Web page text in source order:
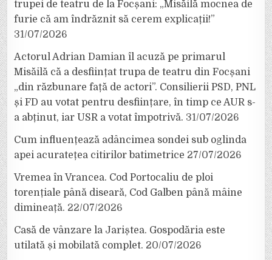
trupei de teatru de la Focșani: „Misăilă mocnea de
furie că am îndrăznit să cerem explicații!”
31/07/2026
Actorul Adrian Damian îl acuză pe primarul
Misăilă că a desființat trupa de teatru din Focșani
„din răzbunare față de actori”. Consilierii PSD, PNL
și FD au votat pentru desființare, în timp ce AUR s-
a abținut, iar USR a votat împotrivă. 31/07/2026
Cum influențează adâncimea sondei sub oglinda
apei acuratețea citirilor batimetrice 27/07/2026
Vremea în Vrancea. Cod Portocaliu de ploi
torențiale până diseară, Cod Galben până mâine
dimineață. 22/07/2026
Casă de vânzare la Jariștea. Gospodăria este
utilată și mobilată complet. 20/07/2026